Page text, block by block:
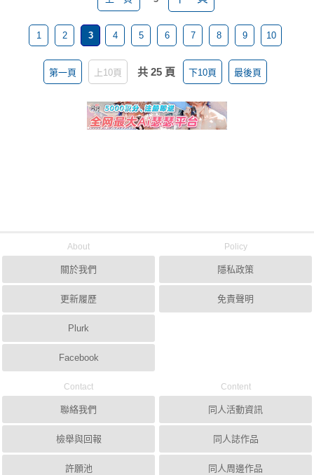
1 2 3 4 5 6 7 8 9 10
第一頁 上10頁 共 25 頁 下10頁 最後頁
About
關於我們
更新履歷
Plurk
Facebook
Policy
隱私政策
免責聲明
Contact
聯絡我們
檢舉與回報
許願池
Content
同人活動資訊
同人誌作品
同人周邊作品